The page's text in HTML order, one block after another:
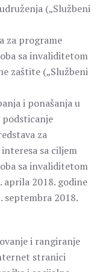
(„Službeni
za programe
sa invaliditetom
zaštite („Službeni
i ponašanja u
podsticanje
za
sa ciljem
sa invaliditetom
2018. godine
2018.
i rangiranje
stranici